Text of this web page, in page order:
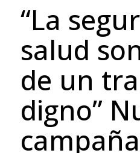
“La
salud
de un
digno”